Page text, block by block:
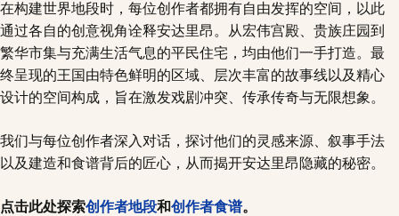
在构建世界地段时，每位创作者都拥有自由发挥的空间，以此
通过各自的创意视角诠释安达里昂。从宏伟宫殿、贵族庄园到
繁华市集与充满生活气息的平民住宅，均由他们一手打造。最
终呈现的王国由特色鲜明的区域、层次丰富的故事线以及精心
设计的空间构成，旨在激发戏剧冲突、传承传奇与无限想象。
我们与每位创作者深入对话，探讨他们的灵感来源、叙事手法
以及建造和食谱背后的匠心，从而揭开安达里昂隐藏的秘密。
点击此处探索创作者地段和创作者食谱。